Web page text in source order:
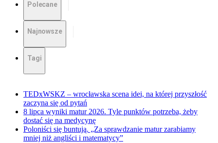
Polecane
Najnowsze
Tagi
TEDxWSKZ – wrocławska scena idei, na której przyszłość
zaczyna się od pytań
8 lipca wyniki matur 2026. Tyle punktów potrzeba, żeby
dostać się na medycynę
Poloniści się buntują. „Za sprawdzanie matur zarabiamy
mniej niż angliści i matematycy”